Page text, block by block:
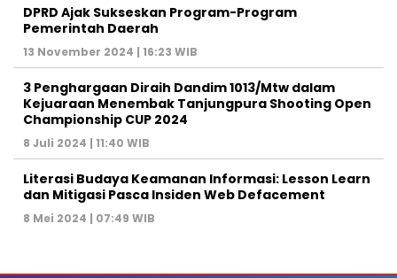
DPRD Ajak Sukseskan Program-Program
Pemerintah Daerah
13 November 2024 | 16:23 WIB
3 Penghargaan Diraih Dandim 1013/Mtw dalam
Kejuaraan Menembak Tanjungpura Shooting Open
Championship CUP 2024
8 Juli 2024 | 11:40 WIB
Literasi Budaya Keamanan Informasi: Lesson Learn
dan Mitigasi Pasca Insiden Web Defacement
8 Mei 2024 | 07:49 WIB